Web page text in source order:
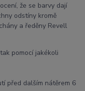
že se barvy dají
odstíny kromě
a ředěny Revell
pomocí jakékoli
před dalším nátěrem 6